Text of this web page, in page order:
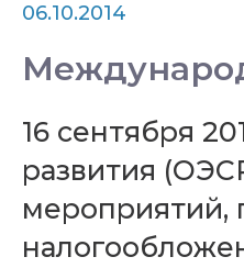
06.10.2014
16 сентября
развития
мероприятий,